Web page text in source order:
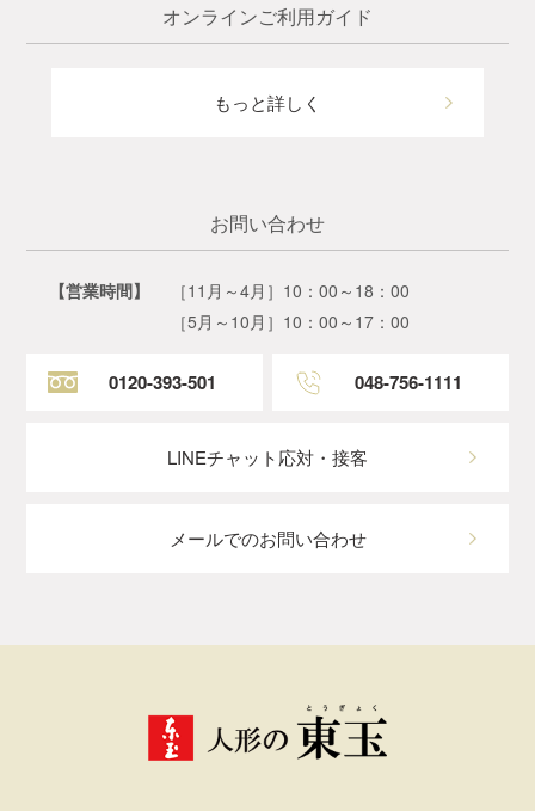
オンラインご利用ガイド
もっと詳しく
お問い合わせ
【営業時間】
［11月～4月］10：00～18：00
［5月～10月］10：00～17：00
0120-393-501 048-756-1111
LINEチャット応対・接客
メールでのお問い合わせ